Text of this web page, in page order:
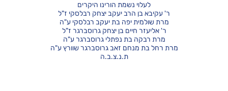
לעלוי נשמת הורינו היקרים
ר' עקיבא בן הרב יעקב יצחק רבלסקי ז"ל
מרת שולמית יפה בת יעקב רבלסקי ע"ה
ר' אליעזר חיים בן יצחק גרוסברגר ז"ל
מרת רבקה בת נפתלי גרוסברגר ע"ה
מרת רחל בת מנחם זאב גרוסברגר שוורץ ע"ה
ת.נ.צ.ב.ה